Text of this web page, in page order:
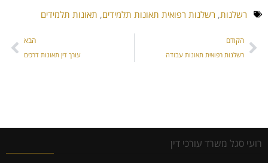
רשלנות, רשלנות רפואית תאונות תלמידים, תאונות תלמידים
הקודם
רשלנות רפואית תאונות עבודה
הבא
עורך דין תאונות דרכים
רועי סגל משרד עורכי דין